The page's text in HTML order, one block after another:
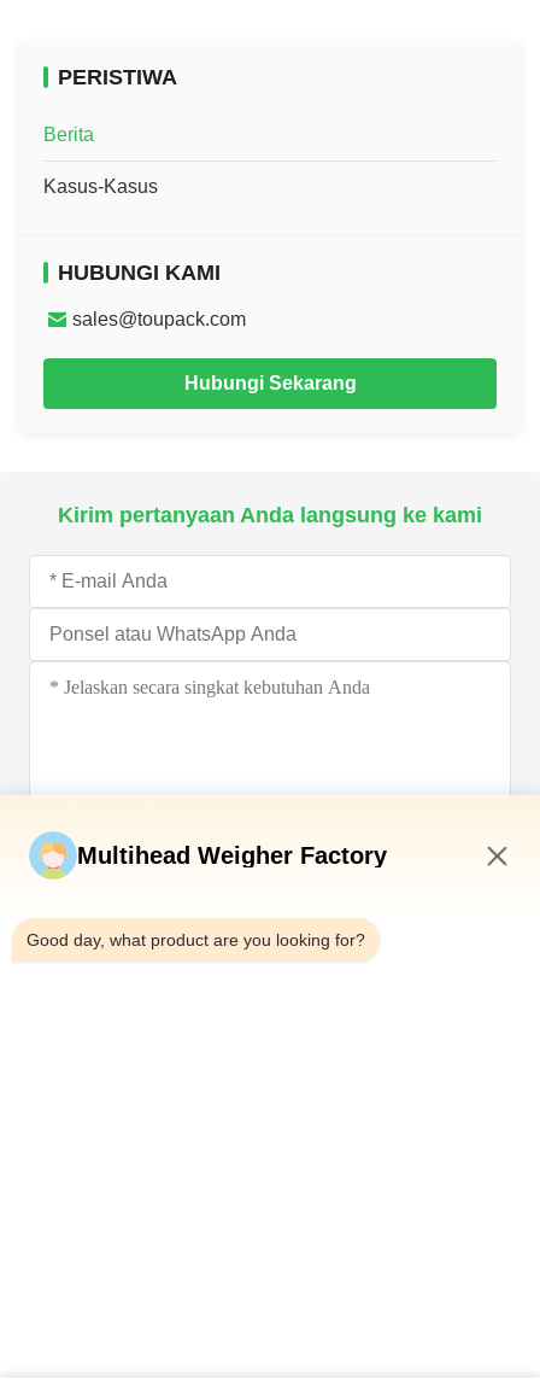
PERISTIWA
Berita
Kasus-Kasus
HUBUNGI KAMI
sales@toupack.com
Hubungi Sekarang
Kirim pertanyaan Anda langsung ke kami
Multihead Weigher Factory
Good day, what product are you looking for?